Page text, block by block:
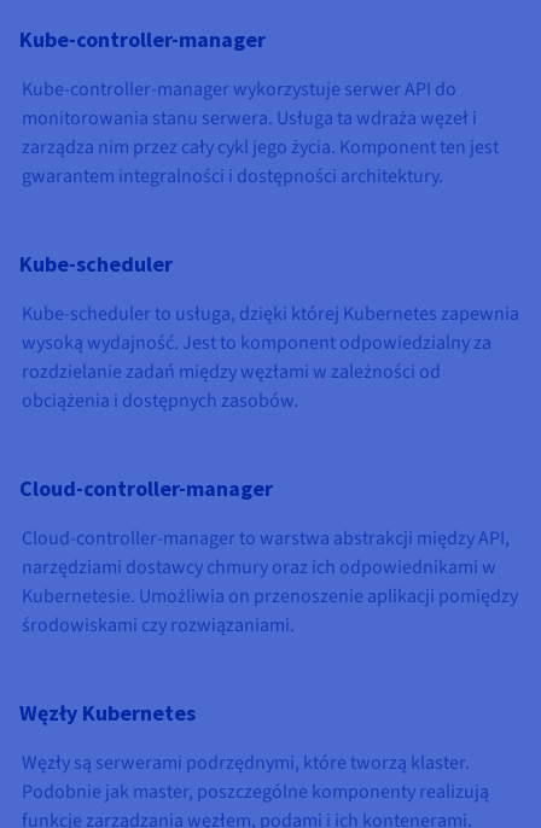
Kube-controller-manager
Kube-controller-manager wykorzystuje serwer API do
monitorowania stanu serwera. Usługa ta wdraża węzeł i
zarządza nim przez cały cykl jego życia. Komponent ten jest
gwarantem integralności i dostępności architektury.
Kube-scheduler
Kube-scheduler to usługa, dzięki której Kubernetes zapewnia
wysoką wydajność. Jest to komponent odpowiedzialny za
rozdzielanie zadań między węzłami w zależności od
obciążenia i dostępnych zasobów.
Cloud-controller-manager
Cloud-controller-manager to warstwa abstrakcji między API,
narzędziami dostawcy chmury oraz ich odpowiednikami w
Kubernetesie. Umożliwia on przenoszenie aplikacji pomiędzy
środowiskami czy rozwiązaniami.
Węzły Kubernetes
Węzły są serwerami podrzędnymi, które tworzą klaster.
Podobnie jak master, poszczególne komponenty realizują
funkcje zarządzania węzłem, podami i ich kontenerami.